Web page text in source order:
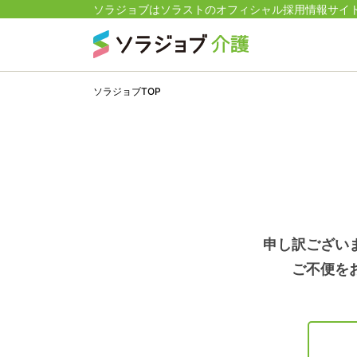
ソラジョブはソラストのオフィシャル採用情報サイ
ソラジョブTOP
申し訳ござい
ご不便を